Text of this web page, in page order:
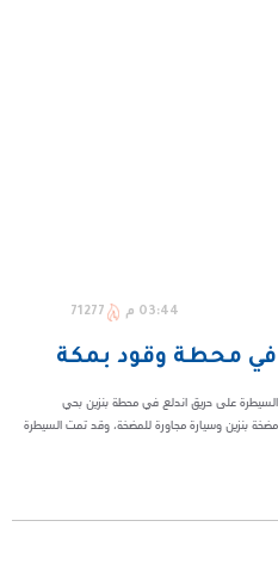
03:44 م 71277
في محطة وقود بمكة
على حريق اندلع في محطة بنزين بحي
مضخة بنزين وسيارة مجاورة للمضخة، وقد تمت السيطرة